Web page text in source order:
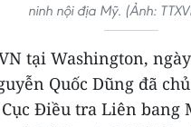
ninh nội địa Mỹ. (Ảnh:
tại Washington,
Quốc Dũng đã
Điều tra Liên bang